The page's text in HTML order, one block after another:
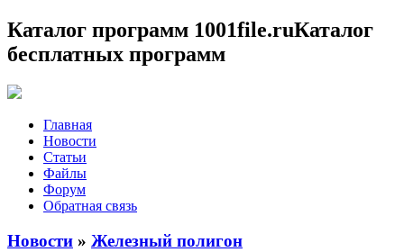
Каталог программ 1001file.ruКаталог
бесплатных программ
Главная
Новости
Статьи
Файлы
Форум
Обратная связь
Новости » Железный полигон